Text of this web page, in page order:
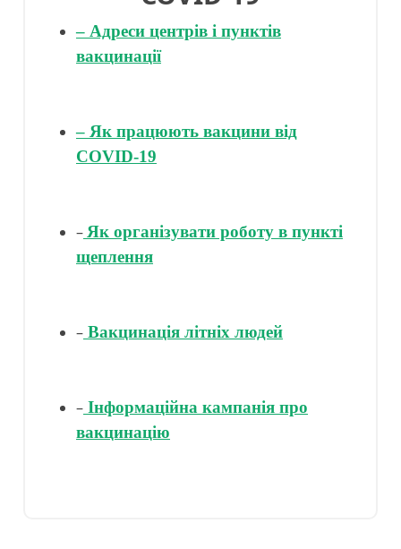
– Адреси центрів і пунктів
вакцинації
– Як працюють вакцини від
COVID-19
– Як організувати роботу в пункті
щеплення
– Вакцинація літніх людей
– Інформаційна кампанія про
вакцинацію